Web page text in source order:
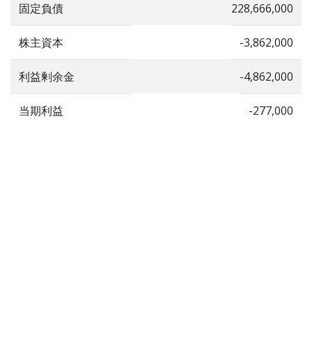
固定負債 228,666,000
株主資本 -3,862,000
利益剰余金 -4,862,000
当期利益 -277,000